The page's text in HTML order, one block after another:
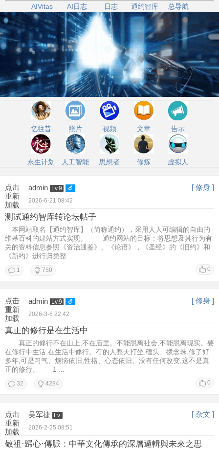
AIVitas AI日志 日志 通约智库 总导航
忆往昔 照片 视频 文章 告示
永生计划 人工智能 思想者 修炼 虚拟人
点击
重新
加载
admin Lv.9 [ 修身 ]
2026-6-21 08:42
测试通约智库转论坛帖子
本网站取名【通约智库】（简称通约），采用人人可编辑的自由的
维基百科的建站方式实现。 通约网站的目标：将思想及其行为有
关的资料信息参照《资治通鉴》、《论语》，《圣经》的《旧约》和
《新约》进行归类整 ...
0
1 750
点击
重新
加载
admin Lv.9 [ 修身 ]
2026-3-6 22:42
真正的修行是在生活中
真正的修行不在山上,不在庙里。不能脱离社会,不能脱离现实。要
在修行中生活,在生活中修行。有的人整天打坐,磕头、拨念珠,修了好
多年,可是习气、烦恼依旧,性格、心态依旧、没有任何改变,这不是真
正的修行。 1 ...
0
32 4284
点击
重新
加载
吴军捷 Lv. [ 杂文 ]
2026-2-25 08:51
敬祖·歸心·傳脈：中華文化傳承的深層邏輯與未來之思